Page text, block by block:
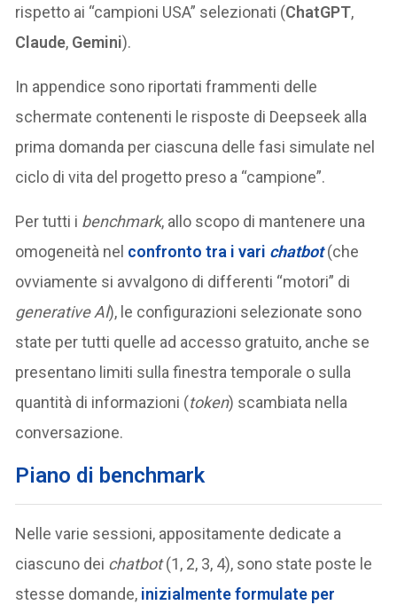
rispetto ai “campioni USA” selezionati (ChatGPT,
Claude, Gemini).
In appendice sono riportati frammenti delle
schermate contenenti le risposte di Deepseek alla
prima domanda per ciascuna delle fasi simulate nel
ciclo di vita del progetto preso a “campione”.
Per tutti i benchmark, allo scopo di mantenere una
omogeneità nel confronto tra i vari chatbot(che
ovviamente si avvalgono di differenti “motori” di
generative AI), le configurazioni selezionate sono
state per tutti quelle ad accesso gratuito, anche se
presentano limiti sulla finestra temporale o sulla
quantità di informazioni (token) scambiata nella
conversazione.
Piano di benchmark
Nelle varie sessioni, appositamente dedicate a
ciascuno dei chatbot(1, 2, 3, 4), sono state poste le
stesse domande, inizialmente formulate per